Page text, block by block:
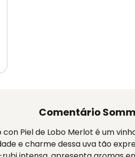
Comentário
con Piel de Lobo Merlot é um
e charme dessa uva tão